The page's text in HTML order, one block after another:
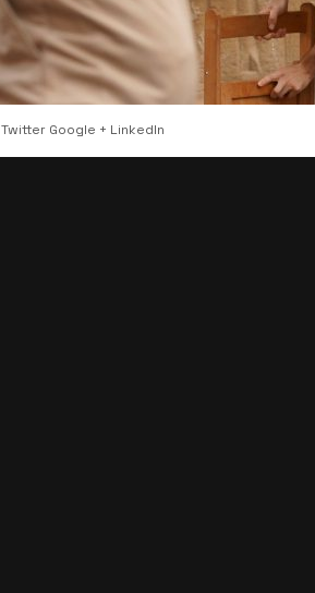
Twitter Google + LinkedIn